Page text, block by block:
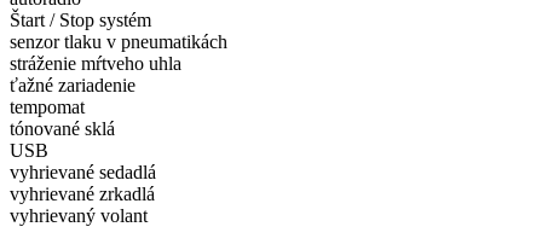
Štart / Stop systém
senzor tlaku v pneumatikách
stráženie mŕtveho uhla
ťažné zariadenie
tempomat
tónované sklá
USB
vyhrievané sedadlá
vyhrievané zrkadlá
vyhrievaný volant